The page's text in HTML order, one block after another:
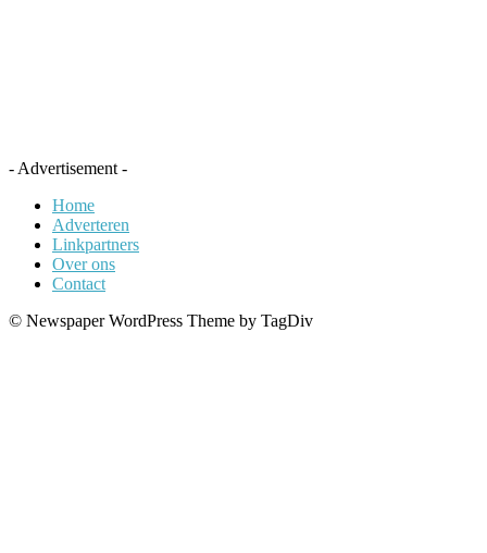
- Advertisement -
Home
Adverteren
Linkpartners
Over ons
Contact
© Newspaper WordPress Theme by TagDiv